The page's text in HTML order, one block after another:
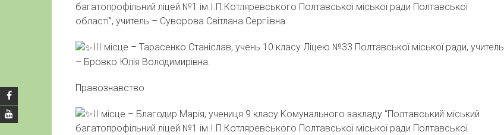
багатопрофільний ліцей №1 ім.І.П.Котляревського Полтавської міської ради Полтавської
області”, учитель – Суворова Світлана Сергіївна.
ІІІ місце – Тарасенко Станіслав, учень 10 класу Ліцею №33 Полтавської міської ради, учитель
– Бровко Юлія Володимирівна.
Правознавство
ІІ місце – Благодир Марія, учениця 9 класу Комунального закладу “Полтавський міський
багатопрофільний ліцей №1 ім.І.П.Котляревського Полтавської міської ради Полтавської